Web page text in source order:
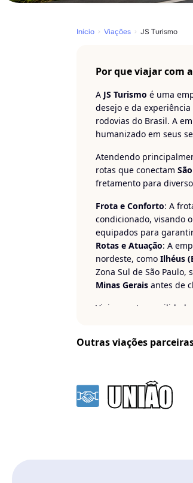
Início Viações JS Turismo
Por que viajar com
A JS Turismo é uma
desejo e da
rodovias do Brasil. A
humanizado em seus
Atendendo
rotas que conectam
fretamento para
Frota e Conforto: A
condicionado, visando
equipados para
Rotas e Atuação: A
nordeste, como Ilhéus
Zona Sul de São Paulo,
Minas Gerais antes de
Viaje com tranquilidade
Outras viações